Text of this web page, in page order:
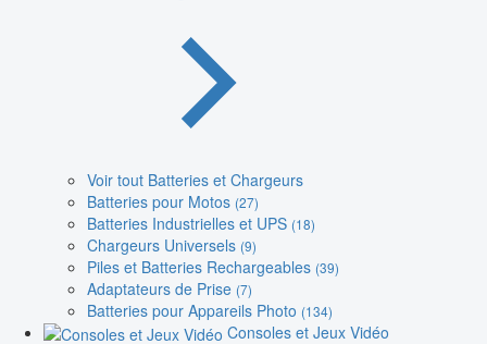
Voir tout Batteries et Chargeurs
Batteries pour Motos (27)
Batteries Industrielles et UPS (18)
Chargeurs Universels (9)
Piles et Batteries Rechargeables (39)
Adaptateurs de Prise (7)
Batteries pour Appareils Photo (134)
Consoles et Jeux Vidéo